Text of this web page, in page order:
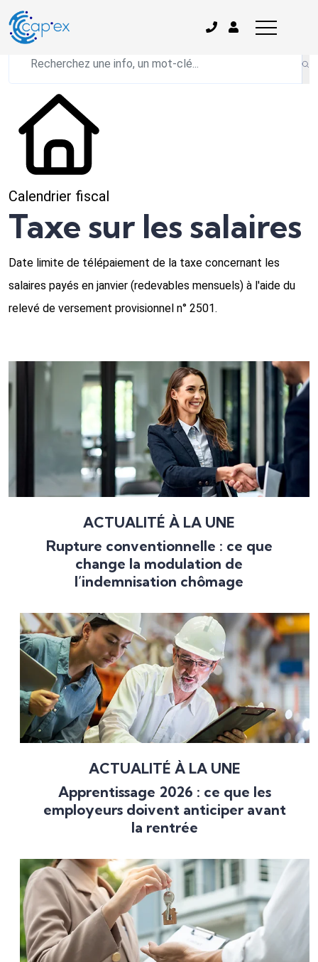
L'actualité du mois
Calendrier fiscal
Taxe sur les salaires
Date limite de télépaiement de la taxe concernant les
salaires payés en janvier (redevables mensuels) à l'aide du
relevé de versement provisionnel n° 2501.
ACTUALITÉ À LA UNE
Rupture conventionnelle : ce que
change la modulation de
l’indemnisation chômage
ACTUALITÉ À LA UNE
Apprentissage 2026 : ce que les
employeurs doivent anticiper avant
la rentrée